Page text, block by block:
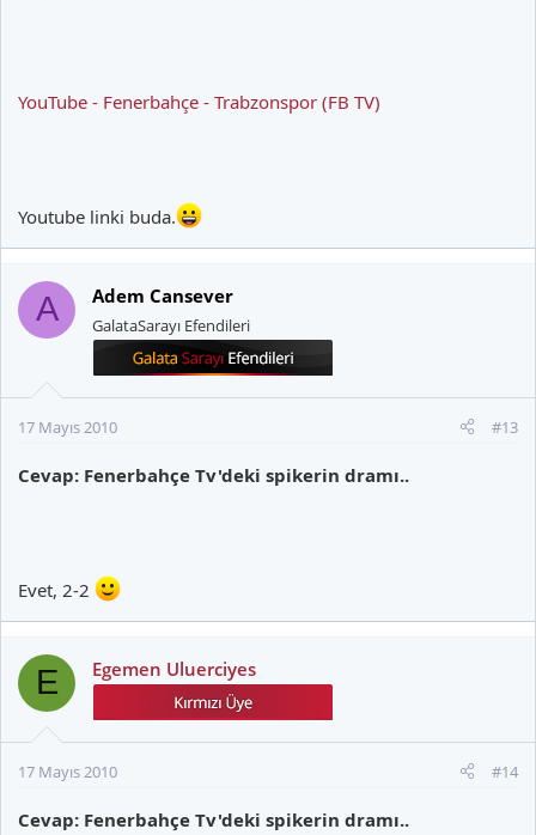
YouTube - Fenerbahçe - Trabzonspor (FB TV)
Youtube linki buda.
A Adem Cansever
GalataSarayı Efendileri
17 Mayıs 2010 #13
Cevap: Fenerbahçe Tv'deki spikerin dramı..
Evet, 2-2
E Egemen Uluerciyes
17 Mayıs 2010 #14
Cevap: Fenerbahçe Tv'deki spikerin dramı..